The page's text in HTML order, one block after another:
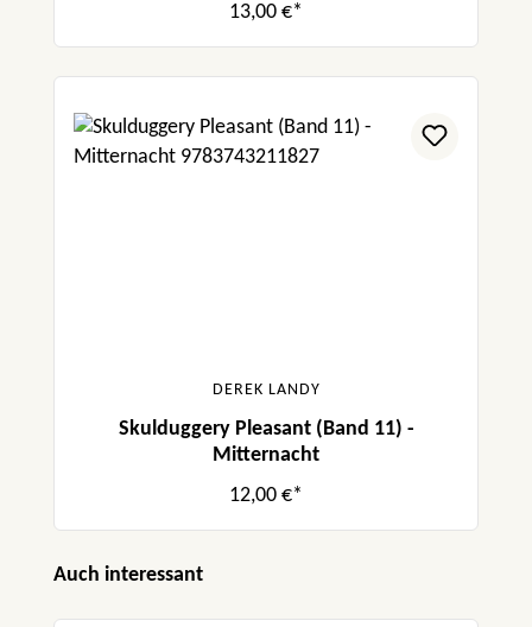
13,00 €*
DEREK LANDY
Skulduggery Pleasant (Band 11) -
Mitternacht
12,00 €*
Produktgalerie überspringen
Auch interessant